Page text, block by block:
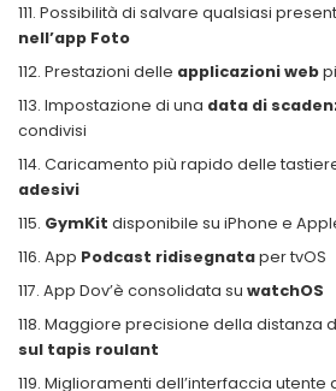
Possibilità di salvare qualsiasi
nell’app Foto
Prestazioni delle applicazioni web
Impostazione di una data di
condivisi
Caricamento più rapido delle
adesivi
GymKit disponibile su iPhone e
App Podcast ridisegnataper tvOS
App Dov’è consolidata su watchOS
Maggiore precisione della distanza
sul tapis roulant
Miglioramenti dell’interfaccia utente